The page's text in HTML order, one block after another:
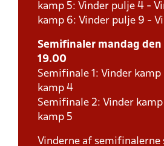
kamp 5: Vinder pulje 4 -
kamp 6: Vinder pulje 9 -
Semifinaler mandag
19.00
Semifinale 1: Vinder kamp
kamp 4
Semifinale 2: Vinder
kamp 5
Vinderne af